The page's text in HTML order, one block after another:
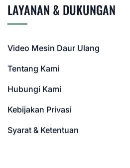
LAYANAN & DUKUNGAN
Video Mesin Daur Ulang
Tentang Kami
Hubungi Kami
Kebijakan Privasi
Syarat & Ketentuan